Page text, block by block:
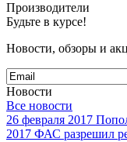
Производители
Будьте в курсе!
Новости, обзоры и
Новости
Все новости
26 февраля 2017
2017 ФАС разрешил